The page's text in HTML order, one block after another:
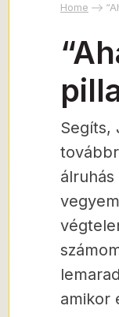
Home
Segíts,
amikor